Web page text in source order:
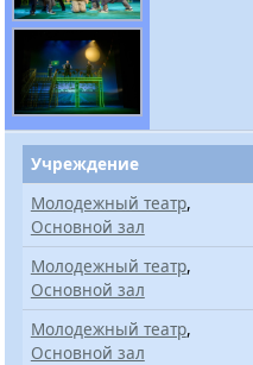
Учреждение
Молодежный театр,
Основной зал
Молодежный театр,
Основной зал
Молодежный театр,
Основной зал